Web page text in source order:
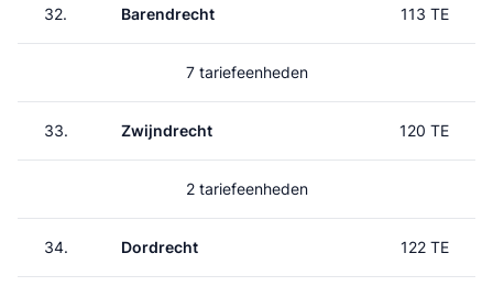
32. Barendrecht 113 TE
7 tariefeenheden
33. Zwijndrecht 120 TE
2 tariefeenheden
34. Dordrecht 122 TE